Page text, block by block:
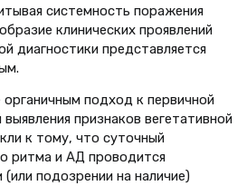
системность поражения
клинических проявлений
диагностики представляется
подход к первичной
признаков вегетативной
к тому, что суточный
ритма и АД проводится
подозрении на наличие)